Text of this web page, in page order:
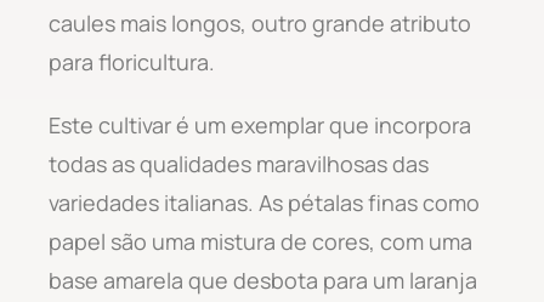
caules mais longos, outro grande atributo
para floricultura.
Este cultivar é um exemplar que incorpora
todas as qualidades maravilhosas das
variedades italianas. As pétalas finas como
papel são uma mistura de cores, com uma
base amarela que desbota para um laranja